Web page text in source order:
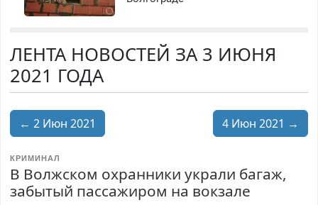
ЛЕНТА НОВОСТЕЙ ЗА 3 ИЮНЯ
2021 ГОДА
← 2 Июн 2021 4 Июн 2021 →
КРИМИНАЛ
В Волжском охранники украли багаж,
забытый пассажиром на вокзале